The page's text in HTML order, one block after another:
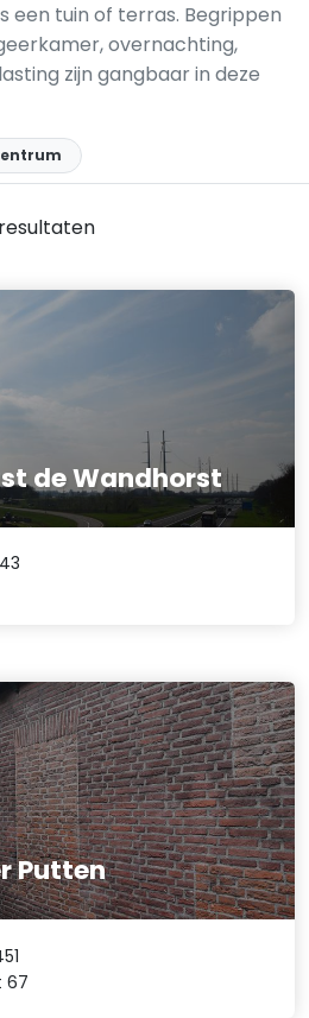
een tuin of terras. Begrippen
overnachting,
zijn gangbaar in deze
resultaten
de Wandhorst
Putten
67